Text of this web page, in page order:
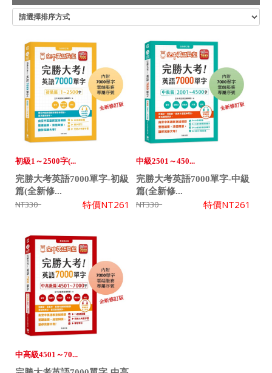
初級1～2500字(...
完勝大考英語7000單字-初級
篇(全新修...
NT330 特價NT261
中級2501～450...
完勝大考英語7000單字-中級
篇(全新修...
NT330 特價NT261
中高級4501～70...